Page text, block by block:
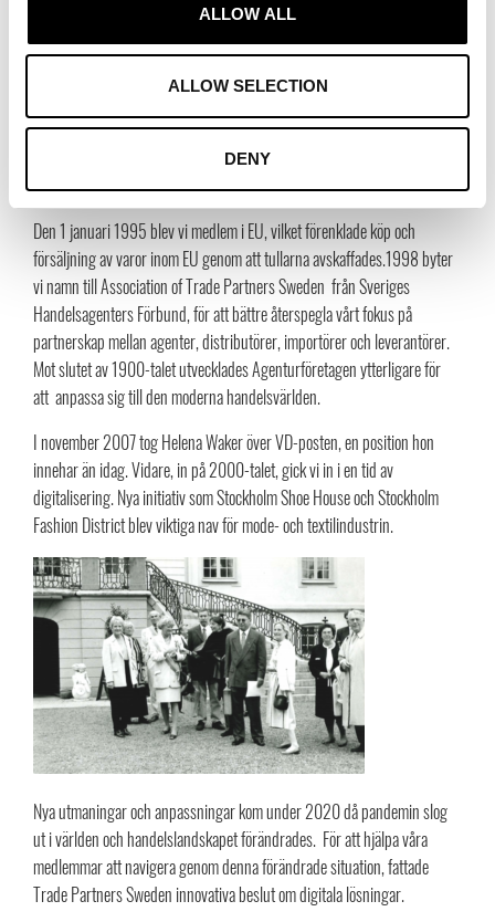
ALLOW ALL
ALLOW SELECTION
DENY
branschägt forum där även Skobranschrådet ingår. Året därpå, 1992,
träder en lag om handelsagenturer i kraft den 1 januari (NA 92). Det var
en betydande händelse eftersom lagen gav agenten starkt skydd i
kvinnlig VD, Anna Wigardt-Duhs. Detta år inleds också ett samarbete
med IHM Business School, där medlemmar erbjuds att gå på den
internationella affärsskolan.
Den 1 januari 1995 blev vi medlem i EU, vilket förenklade köp och
försäljning av varor inom EU genom att tullarna avskaffades.1998 byter
vi namn till Association of Trade Partners Sweden från Sveriges
Handelsagenters Förbund, för att bättre återspegla vårt fokus på
partnerskap mellan agenter, distributörer, importörer och leverantörer.
Mot slutet av 1900-talet utvecklades Agenturföretagen ytterligare för
att anpassa sig till den moderna handelsvärlden.
I november 2007 tog Helena Waker över VD-posten, en position hon
innehar än idag. Vidare, in på 2000-talet, gick vi in i en tid av
digitalisering. Nya initiativ som Stockholm Shoe House och Stockholm
Fashion District blev viktiga nav för mode- och textilindustrin.
Nya utmaningar och anpassningar kom under 2020 då pandemin slog
ut i världen och handelslandskapet förändrades. För att hjälpa våra
medlemmar att navigera genom denna förändrade situation, fattade
Trade Partners Sweden innovativa beslut om digitala lösningar.